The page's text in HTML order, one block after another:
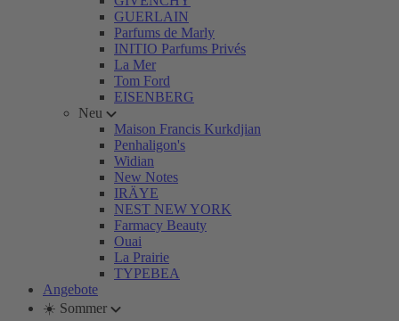
GUERLAIN
Parfums de Marly
INITIO Parfums Privés
La Mer
Tom Ford
EISENBERG
Neu
Maison Francis Kurkdjian
Penhaligon's
Widian
New Notes
IRÄYE
NEST NEW YORK
Farmacy Beauty
Ouai
La Prairie
TYPEBEA
Angebote
☀️ Sommer